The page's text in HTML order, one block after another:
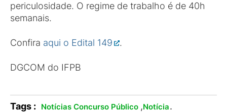
periculosidade. O regime de trabalho é de 40h
semanais.
Confira aqui o Edital 149 .
DGCOM do IFPB
Tags : Notícias Concurso Público ,Notícia.